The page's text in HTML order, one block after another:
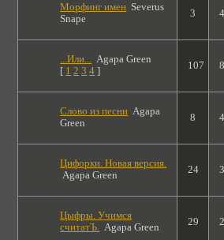
Морфинг имен Severus
Snape
3
...Или... Agapa Green
[ 1 2 3 4 ] 107
Слово из песни Agapa
Green
8
Цифорки. Новая версия.
Agapa Green
24
Цыфры. Учимся
считатЪ. Agapa Green 29